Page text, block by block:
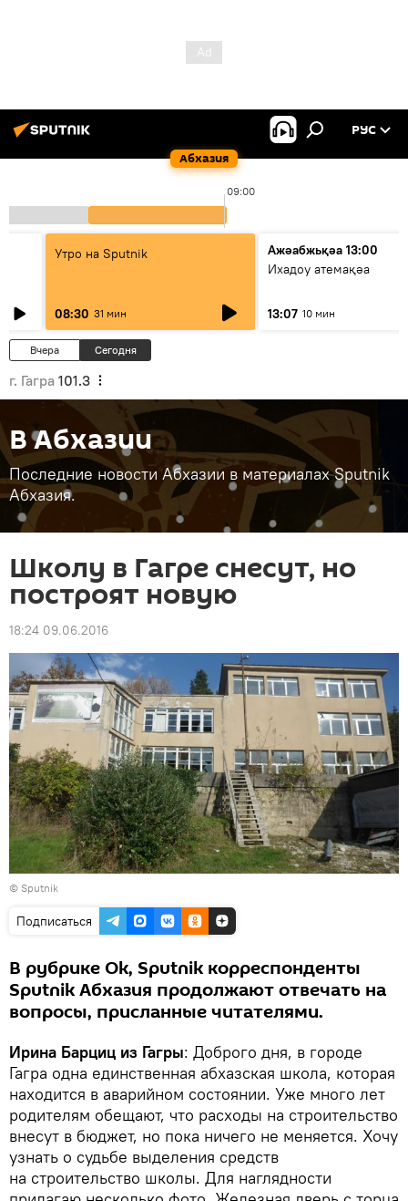
Абхазия
РУС
09:00
Утро на Sputnik
08:30 31 мин
Ажәабжьқәа 13:00
Ихадоу атемақәа
13:07 10 мин
Вчера Сегодня
г. Гагра 101.3
В Абхазии
Последние новости Абхазии в материалах Sputnik
Абхазия.
Школу в Гагре снесут, но
построят новую
18:24 09.06.2016
© Sputnik
Подписаться
В рубрике Оk, Sputnik корреспонденты
Sputnik Абхазия продолжают отвечать на
вопросы, присланные читателями.
Ирина Барциц из Гагры: Доброго дня, в городе
Гагра одна единственная абхазская школа, которая
находится в аварийном состоянии. Уже много лет
родителям обещают, что расходы на строительство
внесут в бюджет, но пока ничего не меняется. Хочу
узнать о судьбе выделения средств
на строительство школы. Для наглядности